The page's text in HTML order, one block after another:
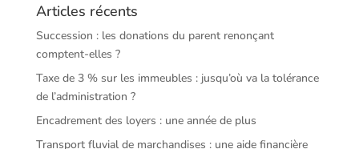
Articles récents
Succession : les donations du parent renonçant
comptent-elles ?
Taxe de 3 % sur les immeubles : jusqu’où va la tolérance
de l’administration ?
Encadrement des loyers : une année de plus
Transport fluvial de marchandises : une aide financière